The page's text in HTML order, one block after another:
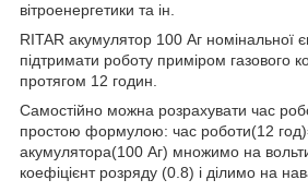
вітроенергетики та ін.
RITAR акумулятор 100 Аг номінальної
підтримати роботу приміром газового
протягом 12 годин.
Самостійно можна розрахувати час
простою формулою: час роботи(12
акумулятора(100 Аг) множимо на
коефіцієнт розряду (0.8) і ділимо на